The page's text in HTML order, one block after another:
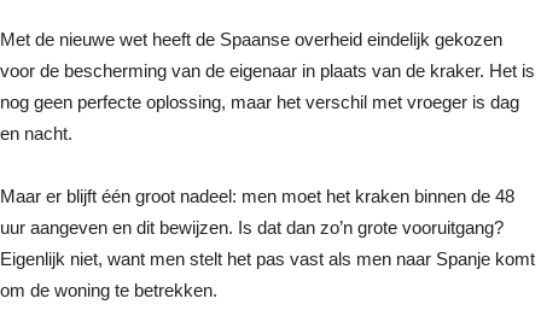
Met de nieuwe wet heeft de Spaanse overheid eindelijk gekozen
voor de bescherming van de eigenaar in plaats van de kraker. Het is
nog geen perfecte oplossing, maar het verschil met vroeger is dag
en nacht.
Maar er blijft één groot nadeel: men moet het kraken binnen de 48
uur aangeven en dit bewijzen. Is dat dan zo’n grote vooruitgang?
Eigenlijk niet, want men stelt het pas vast als men naar Spanje komt
om de woning te betrekken.